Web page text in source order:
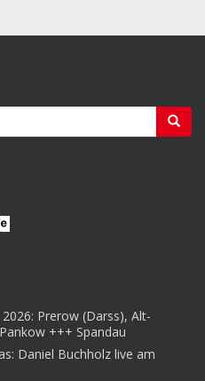
Prerow (Darss), Alt-
+++ Spandau
Daniel Buchholz live am